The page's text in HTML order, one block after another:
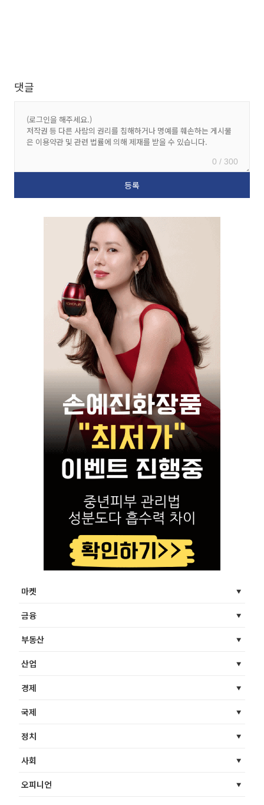
댓글
0 / 300
마켓
금융
부동산
산업
경제
국제
정치
사회
오피니언